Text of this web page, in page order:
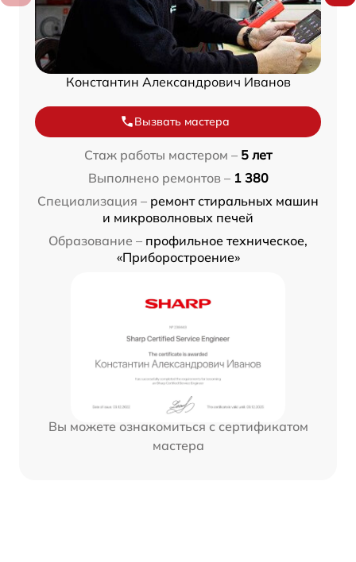
Константин Александрович Иванов
Вызвать мастера
Стаж работы мастером – 5 лет
Выполнено ремонтов – 1 380
Специализация – ремонт стиральных машин
и микроволновых печей
Образование – профильное техническое,
«Приборостроение»
Вы можете ознакомиться с сертификатом
мастера